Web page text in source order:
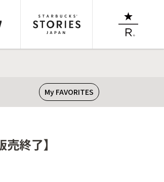
My FAVORITES
終了】